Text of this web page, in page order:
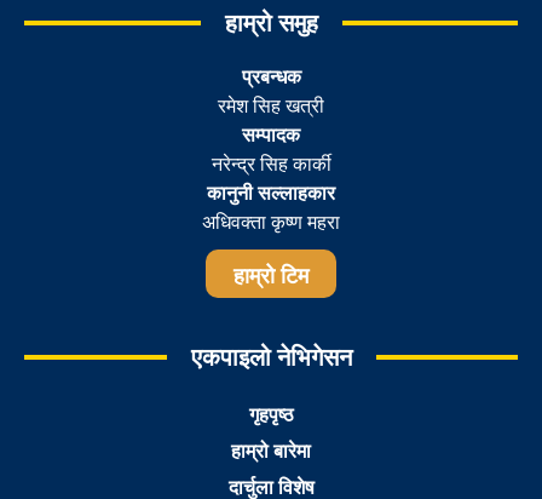
हाम्रो समुह
प्रबन्धक
रमेश सिह खत्री
सम्पादक
नरेन्द्र सिह कार्की
कानुनी सल्लाहकार
अधिवक्ता कृष्ण महरा
हाम्रो टिम
एकपाइलो नेभिगेसन
गृहपृष्ठ
हाम्रो बारेमा
दार्चुला विशेष